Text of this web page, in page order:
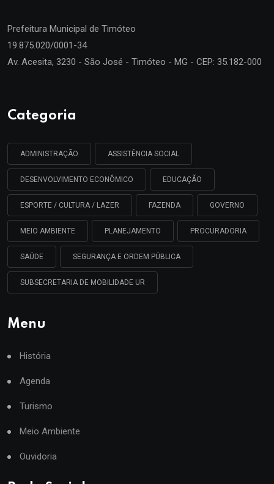
Prefeitura Municipal de Timóteo
19.875.020/0001-34
Av. Acesita, 3230 - São José - Timóteo - MG - CEP: 35.182-000
Categoria
ADMINISTRAÇÃO ASSISTÊNCIA SOCIAL
DESENVOLVIMENTO ECONÔMICO EDUCAÇÃO
ESPORTE / CULTURA / LAZER FAZENDA GOVERNO
MEIO AMBIENTE PLANEJAMENTO PROCURADORIA
SAÚDE SEGURANÇA E ORDEM PÚBLICA
SUBSECRETARIA DE MOBILIDADE UR
Menu
História
Agenda
Turismo
Meio Ambiente
Ouvidoria